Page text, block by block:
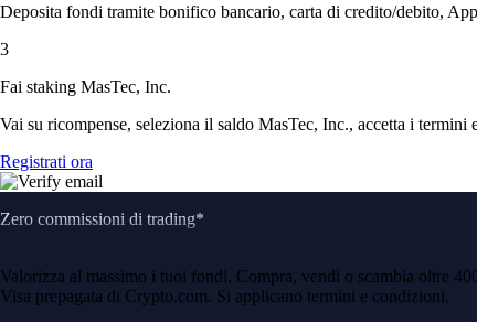
Deposita fondi tramite bonifico bancario, carta di credito/debito,
3
Fai staking MasTec, Inc.
Vai su ricompense, seleziona il saldo MasTec, Inc., accetta i termini
Registrati ora
Zero commissioni di trading*
Valorizza al massimo i tuoi fondi. Compra, vendi o scambia oltre
Visa prepagata di Crypto.com. Si applicano termini e condizioni.